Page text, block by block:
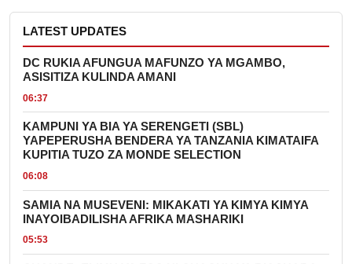
LATEST UPDATES
DC RUKIA AFUNGUA MAFUNZO YA MGAMBO,
ASISITIZA KULINDA AMANI
06:37
KAMPUNI YA BIA YA SERENGETI (SBL)
YAPEPERUSHA BENDERA YA TANZANIA KIMATAIFA
KUPITIA TUZO ZA MONDE SELECTION
06:08
SAMIA NA MUSEVENI: MIKAKATI YA KIMYA KIMYA
INAYOIBADILISHA AFRIKA MASHARIKI
05:53